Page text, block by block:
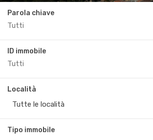
Parola chiave
ID immobile
Località
Tutte le località
Tipo immobile